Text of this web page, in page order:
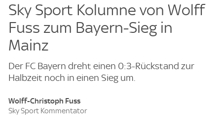
Sky Sport Kolumne von Wolff
Fuss zum Bayern-Sieg in
Mainz
Der FC Bayern dreht einen 0:3-Rückstand zur
Halbzeit noch in einen Sieg um.
Wolff-Christoph Fuss
Sky Sport Kommentator